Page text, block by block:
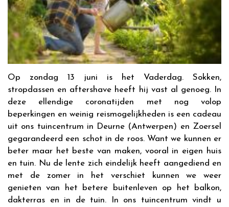
Op zondag 13 juni is het Vaderdag. Sokken,
stropdassen en aftershave heeft hij vast al genoeg. In
deze ellendige coronatijden met nog volop
beperkingen en weinig reismogelijkheden is een cadeau
uit ons tuincentrum in Deurne (Antwerpen) en Zoersel
gegarandeerd een schot in de roos. Want we kunnen er
beter maar het beste van maken, vooral in eigen huis
en tuin. Nu de lente zich eindelijk heeft aangediend en
met de zomer in het verschiet kunnen we weer
genieten van het betere buitenleven op het balkon,
dakterras en in de tuin. In ons tuincentrum vindt u